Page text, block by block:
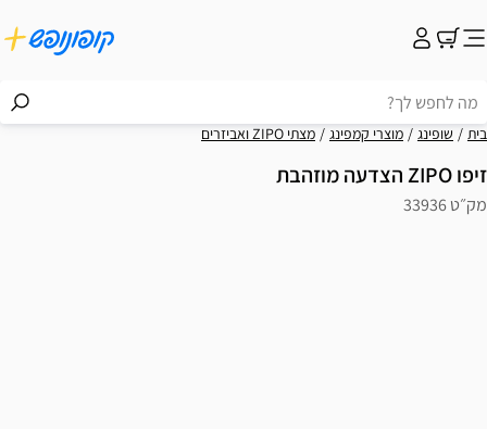
בית שופינג מוצרי קמפינג מצתי ZIPO ואביזרים
זיפו ZIPO הצדעה מוזהבת
מק״ט 33936